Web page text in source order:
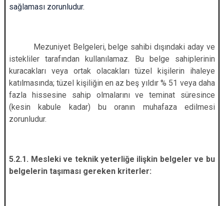
sağlaması zorunludur.
Mezuniyet Belgeleri, belge sahibi dışındaki aday ve
istekliler tarafından kullanılamaz. Bu belge sahiplerinin
kuracakları veya ortak olacakları tüzel kişilerin ihaleye
katılmasında; tüzel kişiliğin en az beş yıldır % 51 veya daha
fazla hissesine sahip olmalarını ve teminat süresince
(kesin kabule kadar) bu oranın muhafaza edilmesi
zorunludur.
5.2.1. Mesleki ve teknik yeterliğe ilişkin belgeler ve bu
belgelerin taşıması gereken kriterler: